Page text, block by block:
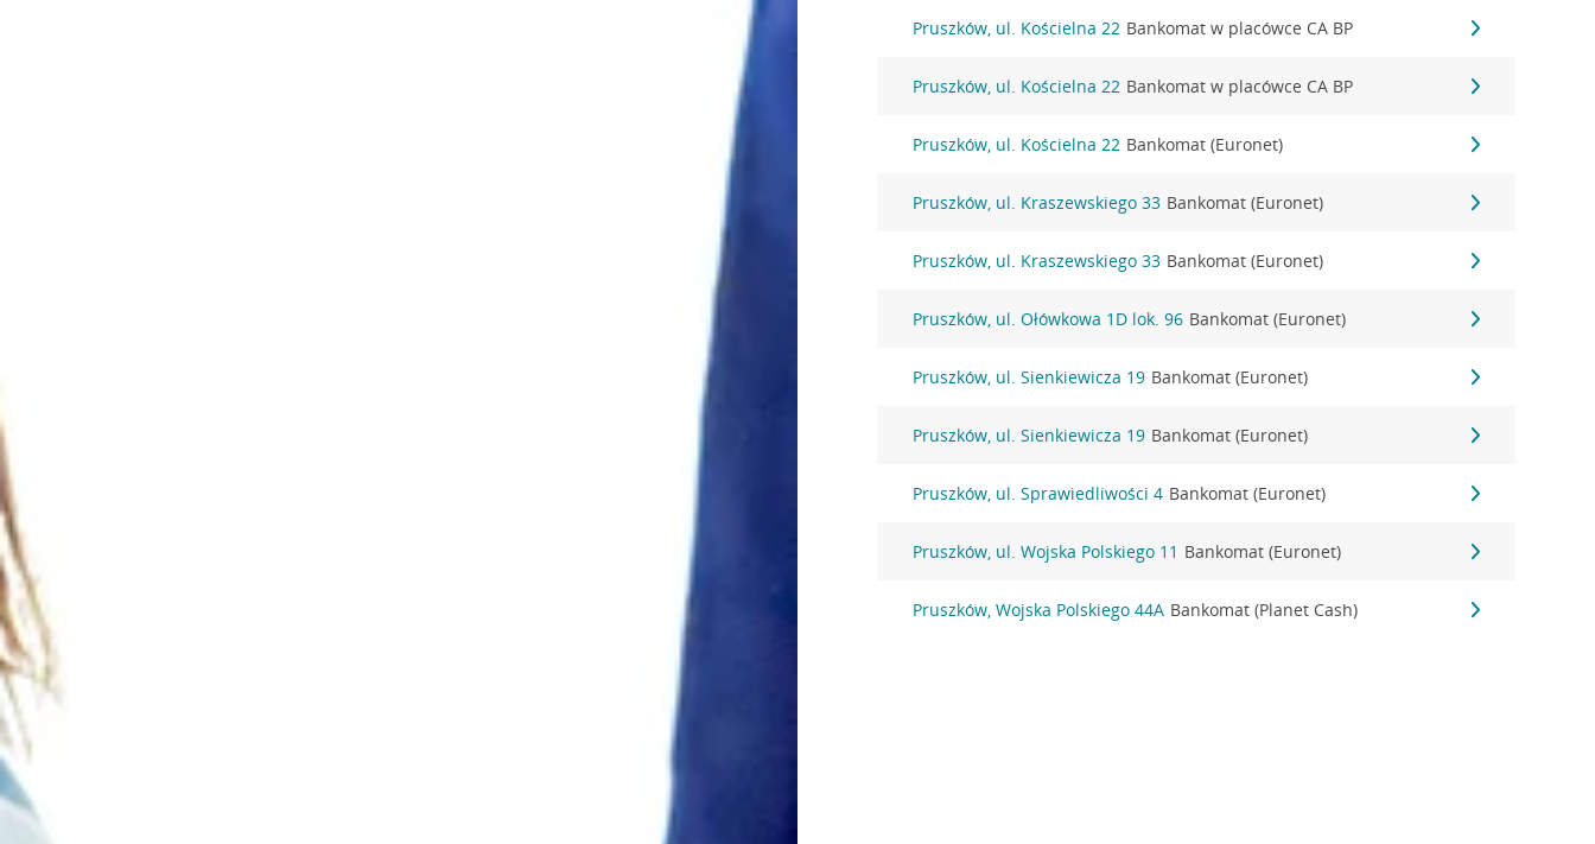
Pruszków, ul. Kościelna 22 Bankomat w placówce CA BP
Pruszków, ul. Kościelna 22 Bankomat w placówce CA BP
Pruszków, ul. Kościelna 22 Bankomat (Euronet)
Pruszków, ul. Kraszewskiego 33 Bankomat (Euronet)
Pruszków, ul. Kraszewskiego 33 Bankomat (Euronet)
Pruszków, ul. Ołówkowa 1D lok. 96 Bankomat (Euronet)
Pruszków, ul. Sienkiewicza 19 Bankomat (Euronet)
Pruszków, ul. Sienkiewicza 19 Bankomat (Euronet)
Pruszków, ul. Sprawiedliwości 4 Bankomat (Euronet)
Pruszków, ul. Wojska Polskiego 11 Bankomat (Euronet)
Pruszków, Wojska Polskiego 44A Bankomat (Planet Cash)